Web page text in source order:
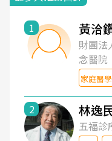
1 黃洽
財團法
念醫院
家庭醫
2 林逸
五福診